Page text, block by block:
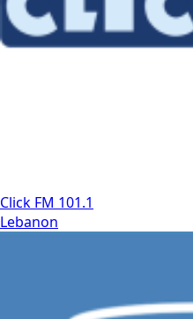
Click FM 101.1
Lebanon